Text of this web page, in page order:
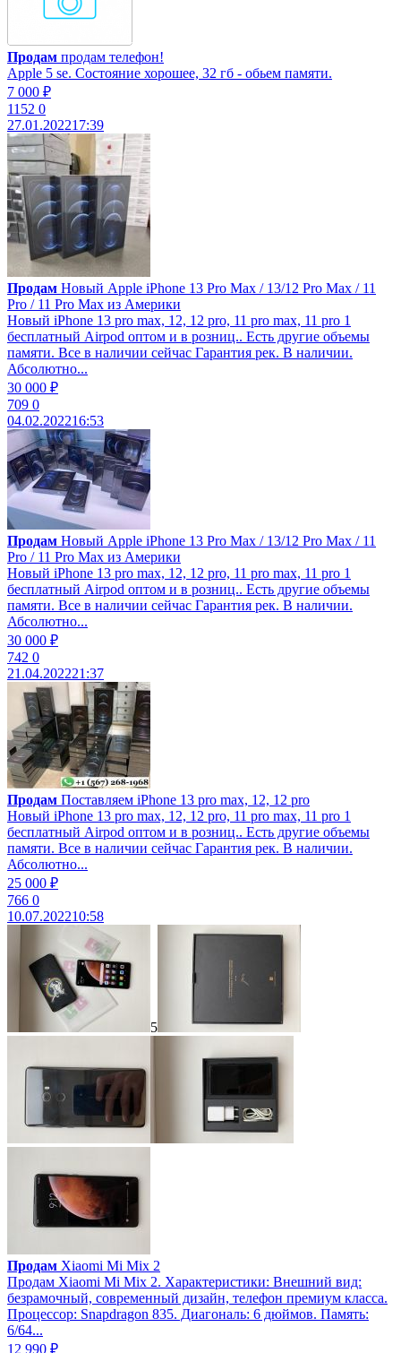
Продам продам телефон!
Apple 5 se. Состояние хорошее, 32 гб - обьем памяти.
7 000 ₽
1152 0
27.01.202217:39
Продам Новый Apple iPhone 13 Pro Max / 13/12 Pro Max / 11
Pro / 11 Pro Max из Америки
Новый iPhone 13 pro max, 12, 12 pro, 11 pro max, 11 pro 1
бесплатный Airpod оптом и в розниц.. Есть другие объемы
памяти. Все в наличии сейчас Гарантия рек. В наличии.
Абсолютно...
30 000 ₽
709 0
04.02.202216:53
Продам Новый Apple iPhone 13 Pro Max / 13/12 Pro Max / 11
Pro / 11 Pro Max из Америки
Новый iPhone 13 pro max, 12, 12 pro, 11 pro max, 11 pro 1
бесплатный Airpod оптом и в розниц.. Есть другие объемы
памяти. Все в наличии сейчас Гарантия рек. В наличии.
Абсолютно...
30 000 ₽
742 0
21.04.202221:37
Продам Поставляем iPhone 13 pro max, 12, 12 pro
Новый iPhone 13 pro max, 12, 12 pro, 11 pro max, 11 pro 1
бесплатный Airpod оптом и в розниц.. Есть другие объемы
памяти. Все в наличии сейчас Гарантия рек. В наличии.
Абсолютно...
25 000 ₽
766 0
10.07.202210:58
5
Продам Xiaomi Mi Mix 2
Продам Xiaomi Mi Mix 2. Характеристики: Внешний вид:
безрамочный, современный дизайн, телефон премиум класса.
Процессор: Snapdragon 835. Диагональ: 6 дюймов. Память:
6/64...
12 990 ₽